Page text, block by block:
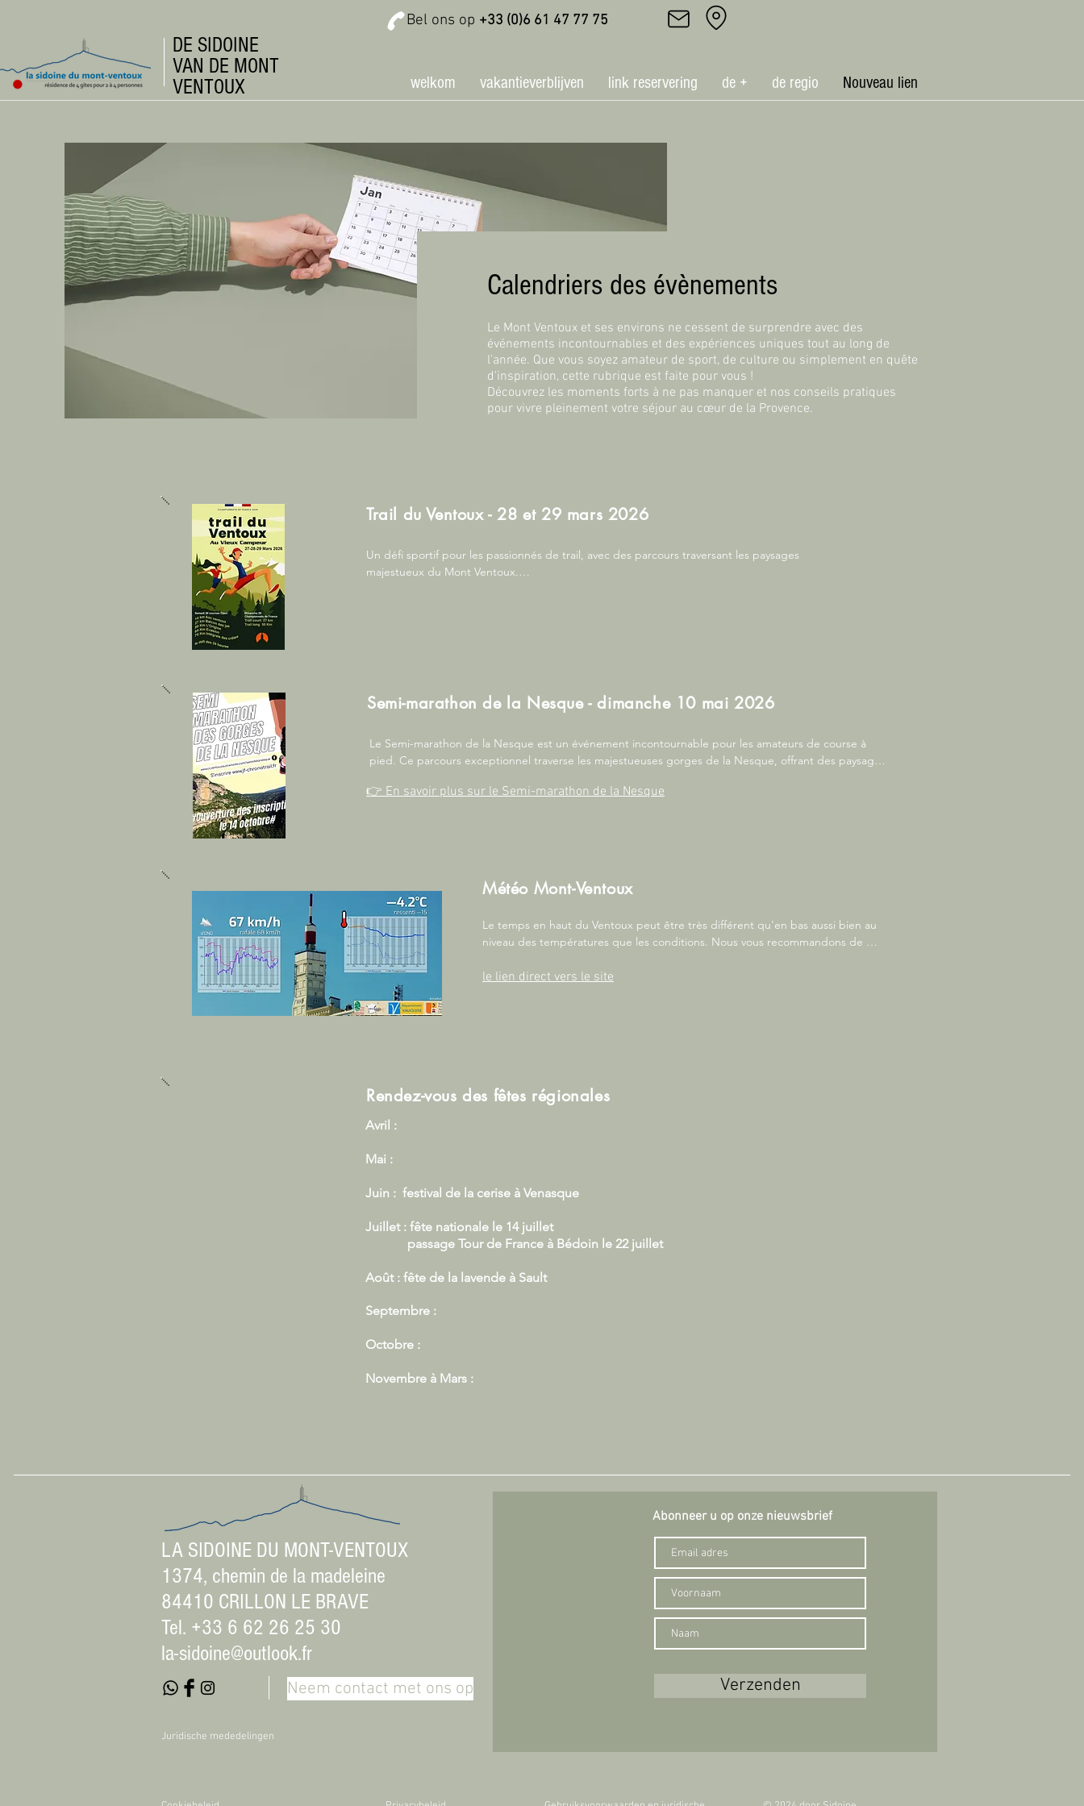
DE SIDOINE
VAN DE MONT
VENTOUX
Bel ons op +33 (0)6 61 47 77 75
welkom vakantieverblijven link reservering de + de regio Nouveau lien
Calendriers des évènements
Le Mont Ventoux et ses environs ne cessent de surprendre avec des
événements incontournables et des expériences uniques tout au long de
l'année. Que vous soyez amateur de sport, de culture ou simplement en quête
d'inspiration, cette rubrique est faite pour vous !
Découvrez les moments forts à ne pas manquer et nos conseils pratiques
pour vivre pleinement votre séjour au cœur de la Provence.
Trail du Ventoux - 28 et 29 mars 2026
Un défi sportif pour les passionnés de trail, avec des parcours traversant les paysages
majestueux du Mont Ventoux.
Semi-marathon de la Nesque - dimanche 10 mai 2026
Le Semi-marathon de la Nesque est un événement incontournable pour les amateurs de course à
pied. Ce parcours exceptionnel traverse les majestueuses gorges de la Nesque, offrant des paysages
Adapté à tous les niveaux, le semi-marathon propose des distances variées, permettant à chacun de
👉 En savoir plus sur le Semi-marathon de la Nesque
Météo Mont-Ventoux
Le temps en haut du Ventoux peut être très différent qu'en bas aussi bien au
niveau des températures que les conditions. Nous vous recommandons de
pas prendre de risque.
le lien direct vers le site
Rendez-vous des fêtes régionales
Avril :
Mai :
Juin : festival de la cerise à Venasque
Juillet : fête nationale le 14 juillet
passage Tour de France à Bédoin le 22 juillet
Août : fête de la lavende à Sault
Septembre :
Octobre :
Novembre à Mars :
LA SIDOINE DU MONT-VENTOUX
1374, chemin de la madeleine
84410 CRILLON LE BRAVE
Tel. +33 6 62 26 25 30
la-sidoine@outlook.fr
Neem contact met ons op
Juridische mededelingen
Abonneer u op onze nieuwsbrief
Verzenden